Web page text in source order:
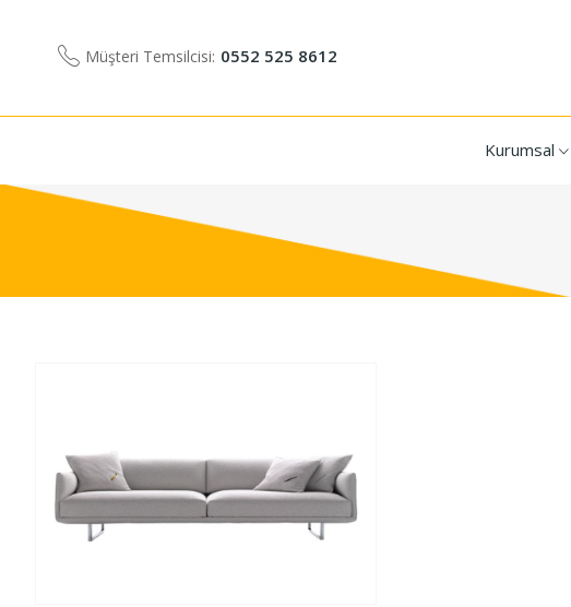
Müşteri Temsilcisi: 0552 525 8612
Kurumsal